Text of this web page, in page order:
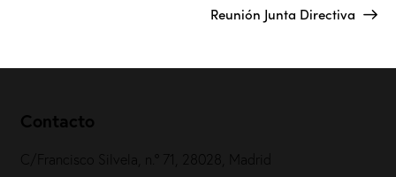
Reunión Junta Directiva
Contacto
C/Francisco Silvela, n.º 71, 28028, Madrid